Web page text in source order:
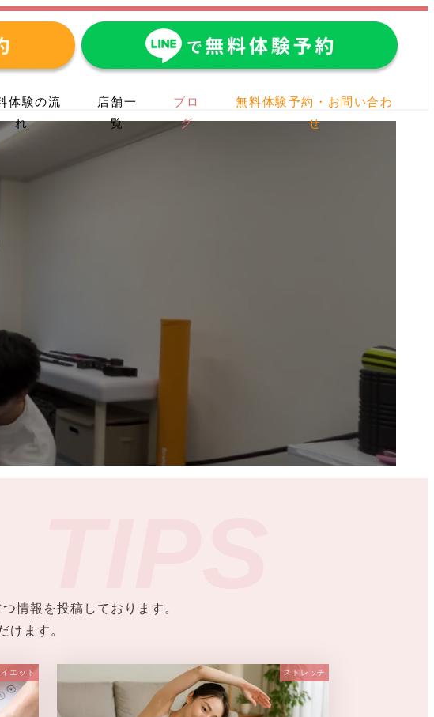
体験の流
れ
店舗一
覧
ブロ
グ
無料体験予約・お問い合わ
せ
情報を投稿しております。
けます。
エット ストレッチ